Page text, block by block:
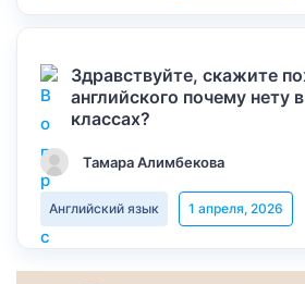
Здравствуйте, скажите
английского почему нету
классах?
Тамара Алимбекова
Английский язык 1 апреля, 2026